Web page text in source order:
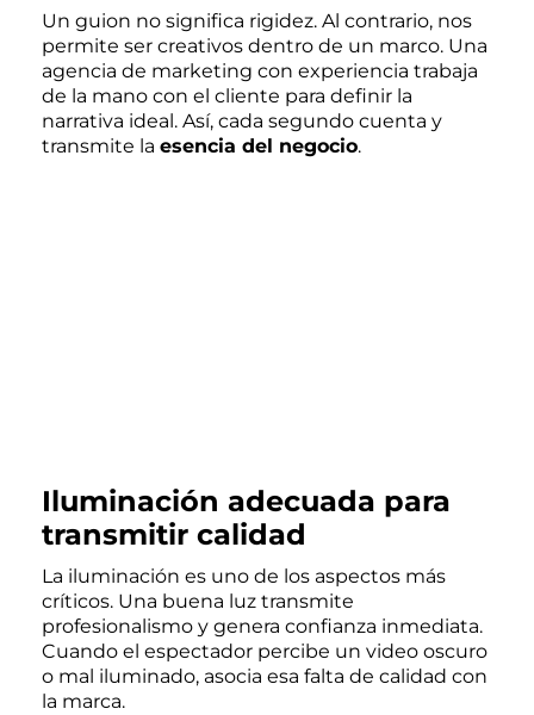
Un guion no significa rigidez. Al contrario, nos
permite ser creativos dentro de un marco. Una
agencia de marketing con experiencia trabaja
de la mano con el cliente para definir la
narrativa ideal. Así, cada segundo cuenta y
transmite la esencia del negocio.
Iluminación adecuada para
transmitir calidad
La iluminación es uno de los aspectos más
críticos. Una buena luz transmite
profesionalismo y genera confianza inmediata.
Cuando el espectador percibe un video oscuro
o mal iluminado, asocia esa falta de calidad con
la marca.